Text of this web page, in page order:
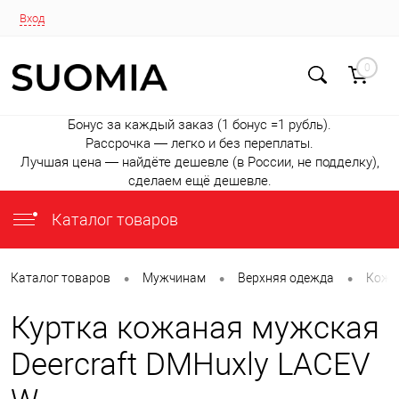
Вход
0
Бонус за каждый заказ (1 бонус =1 рубль).
Рассрочка — легко и без переплаты.
Лучшая цена — найдёте дешевле (в России, не подделку),
сделаем ещё дешевле.
Каталог товаров
Каталог товаров • Мужчинам • Верхняя одежда •
Куртка кожаная мужская
Deercraft DMHuxly LACEV